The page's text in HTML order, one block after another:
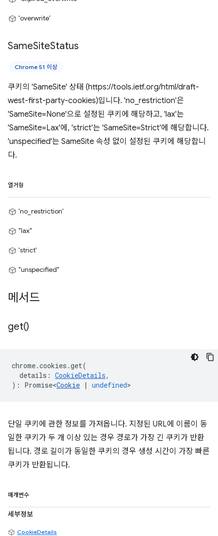
'overwrite'
SameSiteStatus
Chrome 51 이상
쿠키의 'SameSite' 상태 (https://tools.ietf.org/html/draft-
west-first-party-cookies)입니다. 'no_restriction'은
'SameSite=None'으로 설정된 쿠키에 해당하고, 'lax'는
'SameSite=Lax'에, 'strict'는 'SameSite=Strict'에 해당합니다.
'unspecified'는 SameSite 속성 없이 설정된 쿠키에 해당합니
다.
열거형
'no_restriction'
"lax"
'strict'
"unspecified"
메서드
get()
chrome.cookies .get(
details : CookieDetails,
) : Promise<Cookie | undefined>
단일 쿠키에 관한 정보를 가져옵니다. 지정된 URL에 이름이 동
일한 쿠키가 두 개 이상 있는 경우 경로가 가장 긴 쿠키가 반환
됩니다. 경로 길이가 동일한 쿠키의 경우 생성 시간이 가장 빠른
쿠키가 반환됩니다.
매개변수
세부정보
CookieDetails